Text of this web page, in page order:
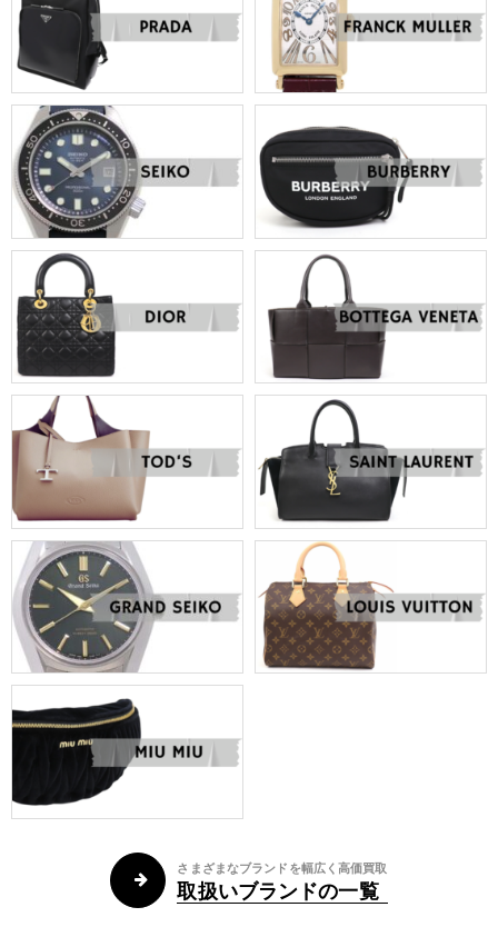
さまざまなブランドを幅広く高価買取
取扱いブランドの一覧